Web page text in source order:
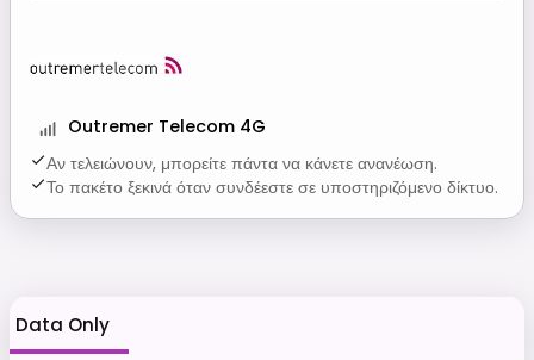
Outremer Telecom 4G
Αν τελειώνουν, μπορείτε πάντα να κάνετε ανανέωση.
Το πακέτο ξεκινά όταν συνδέεστε σε υποστηριζόμενο δίκτυο.
Data Only